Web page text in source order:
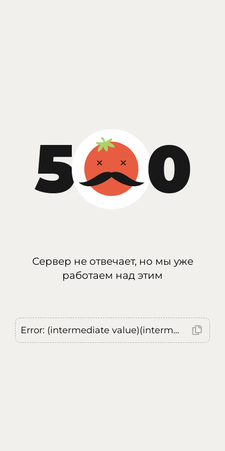
Сервер не отвечает, но мы уже
работаем над этим
Error: (intermediate value)(intermediate value)(intermediate value).replaceAll is not a function